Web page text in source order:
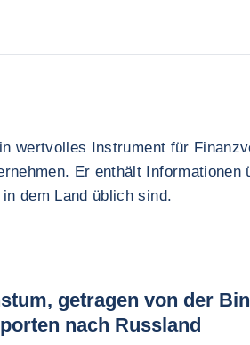
wertvolles Instrument für
Er enthält Informationen
dem Land üblich sind.
getragen von der
nach Russland